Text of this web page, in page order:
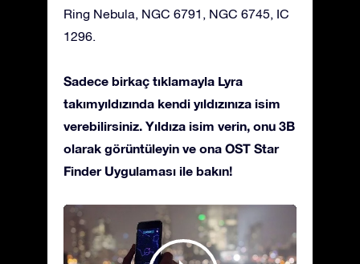
Ring Nebula, NGC 6791, NGC 6745, IC
1296.
Sadece birkaç tıklamayla Lyra
takımyıldızında kendi yıldızınıza isim
verebilirsiniz. Yıldıza isim verin, onu 3B
olarak görüntüleyin ve ona OST Star
Finder Uygulaması ile bakın!